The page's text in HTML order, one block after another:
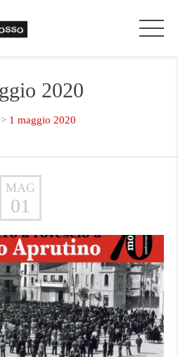
2020
1 maggio 2020
MAG
01